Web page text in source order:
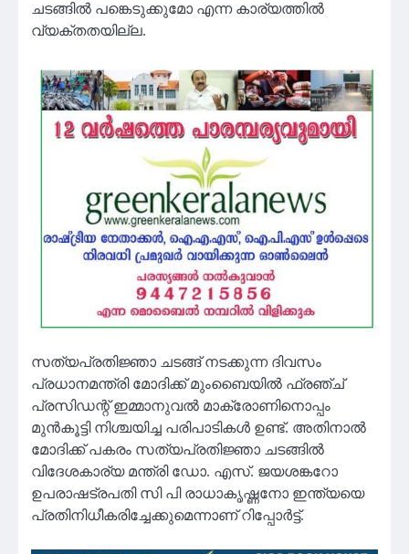
ചടങ്ങിൽ പങ്കെടുക്കുമോ എന്ന കാര്യത്തിൽ
വ്യക്തതയില്ല.
സത്യപ്രതിജ്ഞാ ചടങ്ങ് നടക്കുന്ന ദിവസം
പ്രധാനമന്ത്രി മോദിക്ക് മുംബൈയിൽ ഫ്രഞ്ച്
പ്രസിഡന്റ് ഇമ്മാനുവൽ മാക്രോണിനൊപ്പം
മുൻകൂട്ടി നിശ്ചയിച്ച പരിപാടികൾ ഉണ്ട്. അതിനാൽ
മോദിക്ക് പകരം സത്യപ്രതിജ്ഞാ ചടങ്ങിൽ
വിദേശകാര്യ മന്ത്രി ഡോ. എസ്. ജയശങ്കറോ
ഉപരാഷട്രപതി സി പി രാധാകൃഷ്ണനോ ഇന്ത്യയെ
പ്രതിനിധീകരിച്ചേക്കുമെന്നാണ് റിപ്പോർട്ട്.